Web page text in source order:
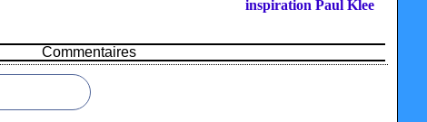
inspiration Paul Klee
Commentaires